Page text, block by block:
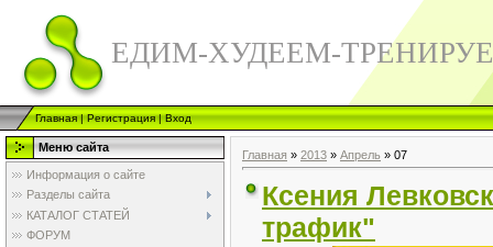
ЕДИМ-ХУДЕЕМ-
Главная|Регистрация|Вход
Меню сайта
Информация о сайте
Разделы сайта
КАТАЛОГ СТАТЕЙ
ФОРУМ
Главная » 2013 » Апрель » 07
Ксения
трафик"